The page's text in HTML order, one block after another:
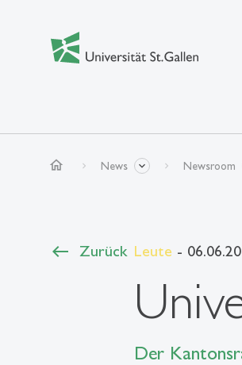
home News Newsroom
Zurück Leute -
Der